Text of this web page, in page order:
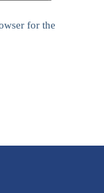
for the